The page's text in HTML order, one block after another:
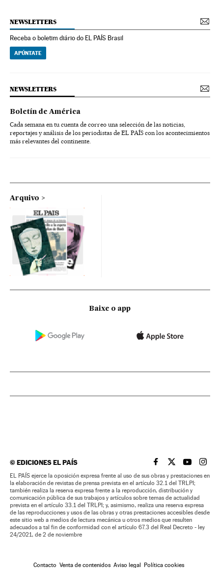
NEWSLETTERS
Receba o boletim diário do EL PAÍS Brasil
APÚNTATE
NEWSLETTERS
Boletín de América
Cada semana en tu cuenta de correo una selección de las noticias,
reportajes y análisis de los periodistas de EL PAÍS con los acontecimientos
más relevantes del continente.
Arquivo
Baixe o app
©EDICIONES EL PAÍS EL PAÍS BRASIL EN
EL PAÍSEL PAÍS
EL
EL PAÍS ejerce la oposición expresa frente al uso de sus obras y prestaciones en
la elaboración de revistas de prensa prevista en el artículo 32.1 del TRLPI;
también realiza la reserva expresa frente a la reproducción, distribución y
comunicación pública de sus trabajos y artículos sobre temas de actualidad
prevista en el artículo 33.1 del TRLPI; y, asimismo, realiza una reserva expresa
de las reproducciones y usos de las obras y otras prestaciones accesibles desde
este sitio web a medios de lectura mecánica u otros medios que resulten
adecuados a tal fin de conformidad con el artículo 67.3 del Real Decreto - ley
24/2021, de 2 de noviembre
Contacto Venta de contenidos Aviso legal Política cookies